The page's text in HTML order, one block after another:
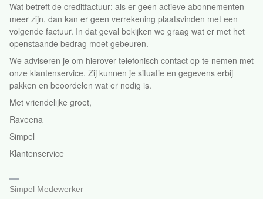
Wat betreft de creditfactuur: als er geen actieve abonnementen
meer zijn, dan kan er geen verrekening plaatsvinden met een
volgende factuur. In dat geval bekijken we graag wat er met het
openstaande bedrag moet gebeuren.
We adviseren je om hierover telefonisch contact op te nemen met
onze klantenservice. Zij kunnen je situatie en gegevens erbij
pakken en beoordelen wat er nodig is.
Met vriendelijke groet,
Raveena
Simpel
Klantenservice
Simpel Medewerker